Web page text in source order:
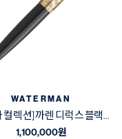
WATERMAN
[오페라 컬렉션] 까렌 디럭스 블랙&골드 GT 볼펜
1,100,000원